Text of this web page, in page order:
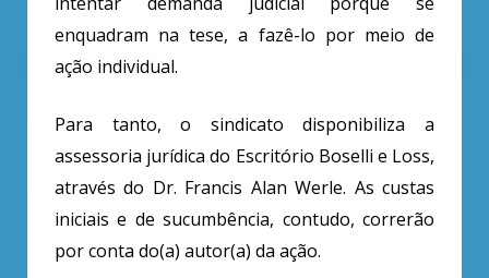
enquadram na tese, a fazê-lo por meio de
ação individual.
Para tanto, o sindicato disponibiliza a
assessoria jurídica do Escritório Boselli e Loss,
através do Dr. Francis Alan Werle. As custas
iniciais e de sucumbência, contudo, correrão
por conta do(a) autor(a) da ação.